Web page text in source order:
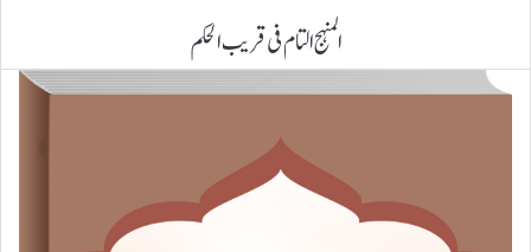
المنہج التام فی قریب الحکم